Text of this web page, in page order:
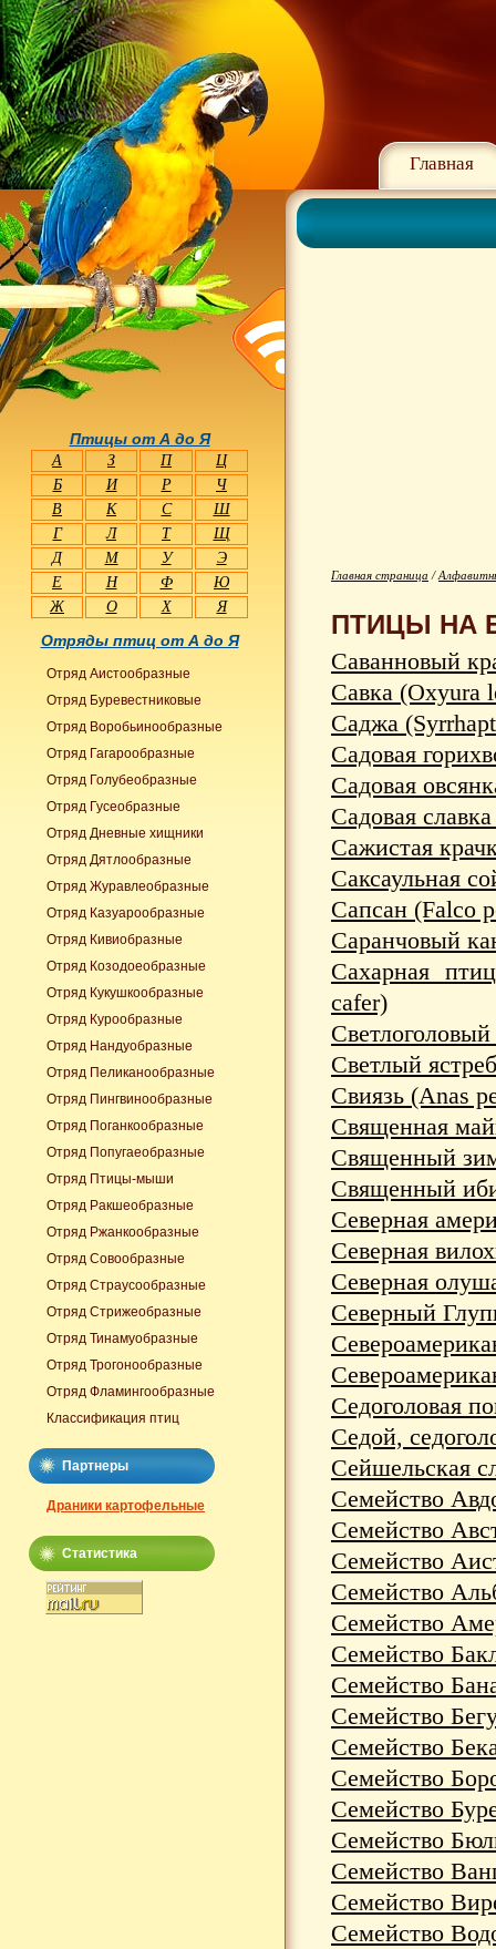
Главная
Главная страница /
ПТИЦЫ НА
Саванновый
Савка (Oxyura
Саджа
Садовая
Садовая
Садовая
Сажистая
Саксаульная
Сапсан (Falco
Саранчовый
Сахарная
cafer)
Светлый
Свиязь (Anas
Священная
Священный
Священный
Северная
Северная
Северная
Северный
Седоголовая
Седой,
Сейшельская
Семейство
Семейство
Семейство
Семейство
Семейство
Семейство
Семейство
Семейство
Семейство
Семейство
Семейство
Семейство
Семейство
Семейство
Семейство
Птицы от А до Я
А З П
Ц
Б
И Р
Ч
В
К С
Ш
Г
Л Т
Щ
Д
М У
Э
Е
Н Ф
Ю
Ж
О Х Я
Отряды птиц от А до Я
Отряд Аистообразные
Отряд Буревестниковые
Отряд Воробьинообразные
Отряд Гагарообразные
Отряд Голубеобразные
Отряд Гусеобразные
Отряд Дневные хищники
Отряд Дятлообразные
Отряд Журавлеобразные
Отряд Казуарообразные
Отряд Кивиобразные
Отряд Козодоеобразные
Отряд Кукушкообразные
Отряд Курообразные
Отряд Нандуобразные
Отряд Пеликанообразные
Отряд Пингвинообразные
Отряд Поганкообразные
Отряд Попугаеобразные
Отряд Птицы-мыши
Отряд Ракшеобразные
Отряд Ржанкообразные
Отряд Совообразные
Отряд Страусообразные
Отряд Стрижеобразные
Отряд Тинамуобразные
Отряд Трогонообразные
Отряд Фламингообразные
Классификация птиц
Партнеры
Драники картофельные
Статистика